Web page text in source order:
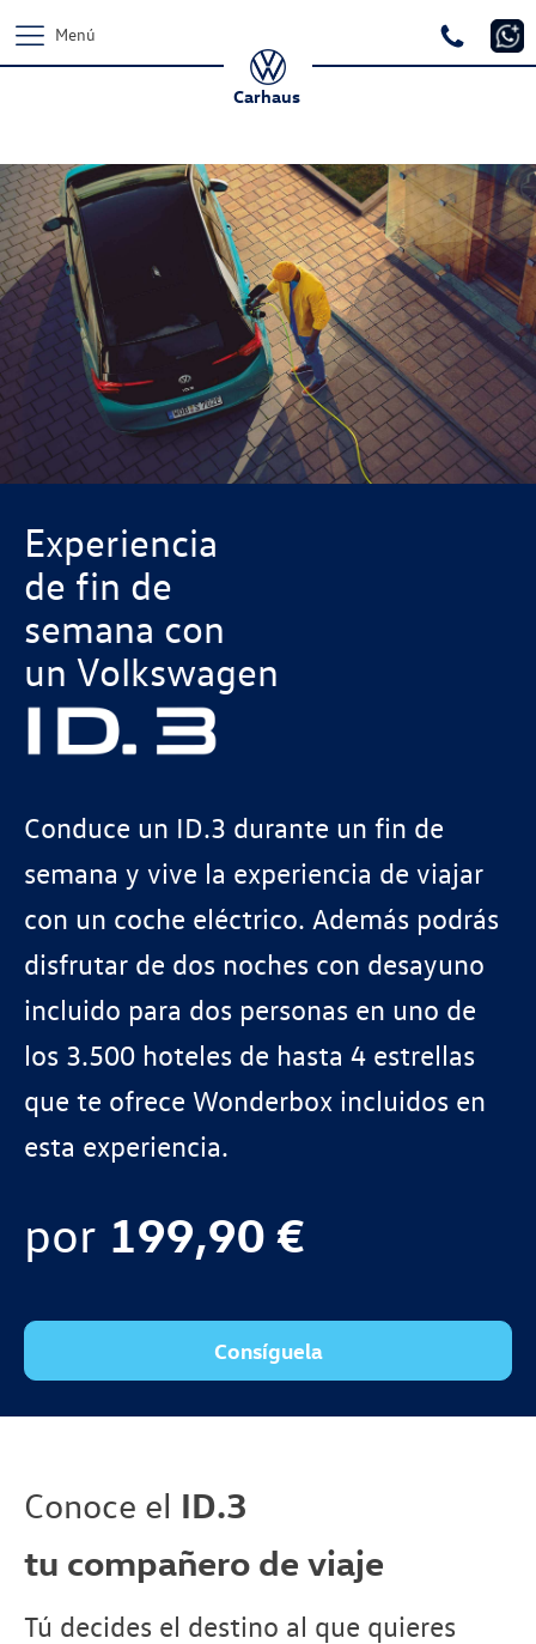
Menú
Carhaus
Experiencia
de fin de
semana con
un Volkswagen
Conduce un ID.3 durante un fin de
semana y vive la experiencia de viajar
con un coche eléctrico. Además podrás
disfrutar de dos noches con desayuno
incluido para dos personas en uno de
los 3.500 hoteles de hasta 4 estrellas
que te ofrece Wonderbox incluidos en
esta experiencia.
por 199,90 €
Consíguela
Conoce el ID.3
tu compañero de viaje
Tú decides el destino al que quieres